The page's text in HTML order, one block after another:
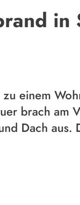
in
einem
brach am
Dach aus.